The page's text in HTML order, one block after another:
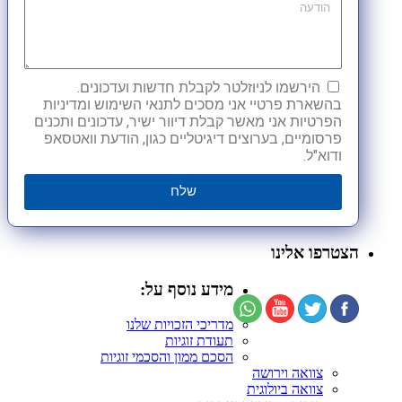
הירשמו לניוזלטר לקבלת חדשות ועדכונים.
בהשארת פרטיי אני מסכים לתנאי השימוש ומדיניות
הפרטיות אני מאשר קבלת דיוור ישיר, עדכונים ותכנים
פרסומיים, בערוצים דיגיטליים כגון, הודעת וואטסאפ
ודוא"ל.
שלח
הצטרפו אלינו
מידע נוסף על:
מדריכי הזכויות שלנו
תעודת זוגיות
הסכם ממון והסכמי זוגיות
צוואה וירושה
צוואה ביולוגית